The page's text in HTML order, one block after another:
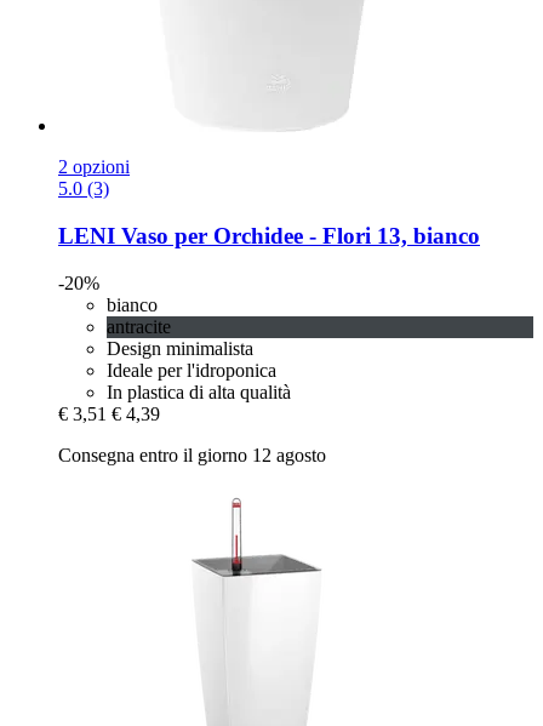
2 opzioni
5.0 (3)
LENI Vaso per Orchidee -​ Flori 13, bianco
-20%
bianco
antracite
Design minimalista
Ideale per l'idroponica
In plastica di alta qualità
€ 3,51 € 4,39
Consegna entro il giorno 12 agosto